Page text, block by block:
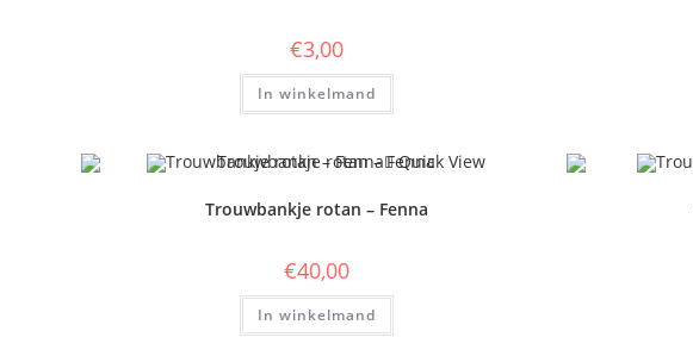
€3,00
In winkelmand
Quick View
Trouwbankje rotan – Fenna
€40,00
In winkelmand